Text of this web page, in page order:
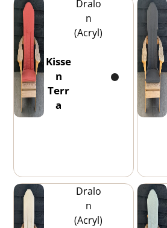
Kisse
n
Terr
a
Dralo
n
(Acryl)
Dralo
n
(Acryl)